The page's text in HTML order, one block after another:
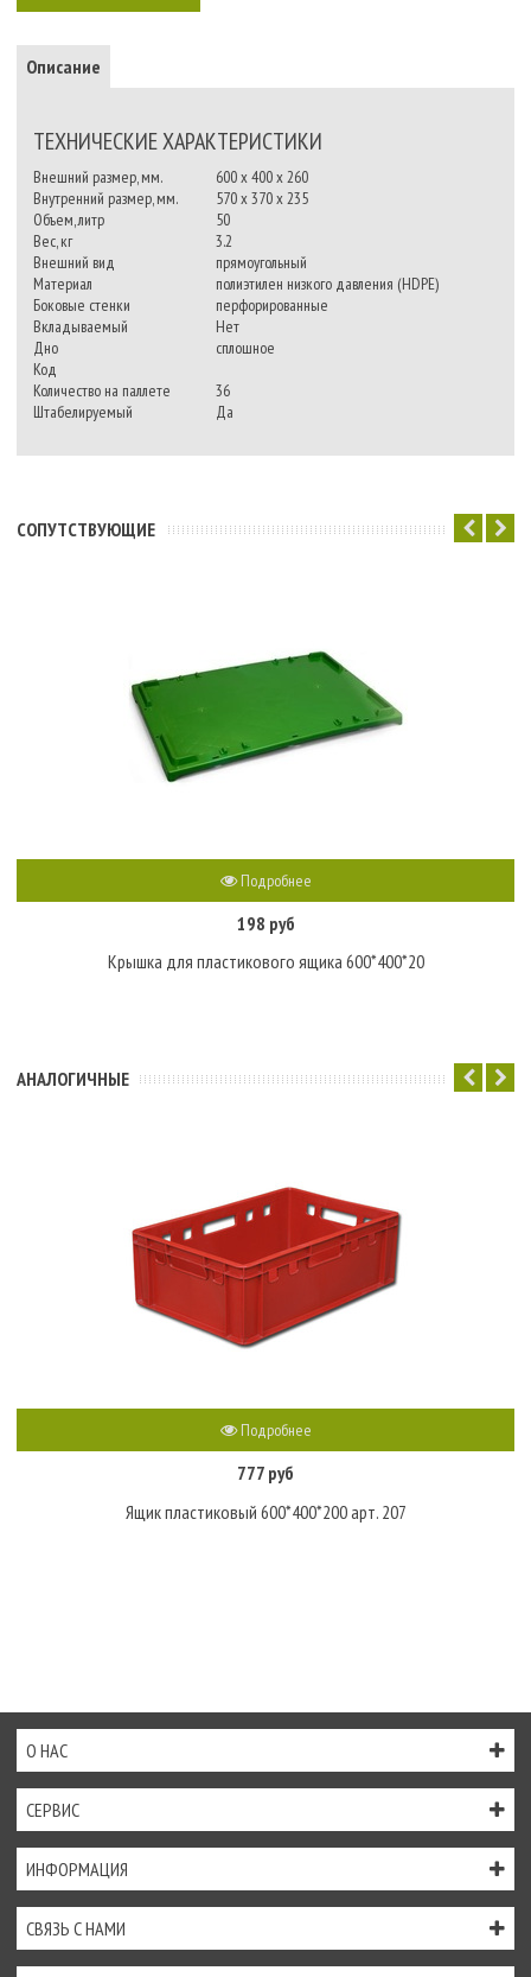
Описание
ТЕХНИЧЕСКИЕ ХАРАКТЕРИСТИКИ
Внешний размер, мм.
600 x 400 x 260
Внутренний размер, мм.
570 x 370 x 235
Объем, литр
50
Вес, кг
3.2
Внешний вид
прямоугольный
Материал
полиэтилен низкого давления (HDPE)
Боковые стенки
перфорированные
Вкладываемый
Нет
Дно
сплошное
Код
Количество на паллете
36
Штабелируемый
Да
CОПУТСТВУЮЩИЕ
Подробнее
198 руб
Крышка для пластикового ящика 600*400*20
АНАЛОГИЧНЫЕ
Подробнее
777 руб
Ящик пластиковый 600*400*200 арт. 207
О НАС
СЕРВИС
ИНФОРМАЦИЯ
СВЯЗЬ С НАМИ